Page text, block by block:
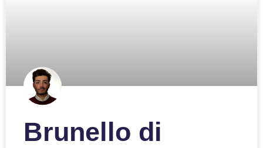
Brunello di